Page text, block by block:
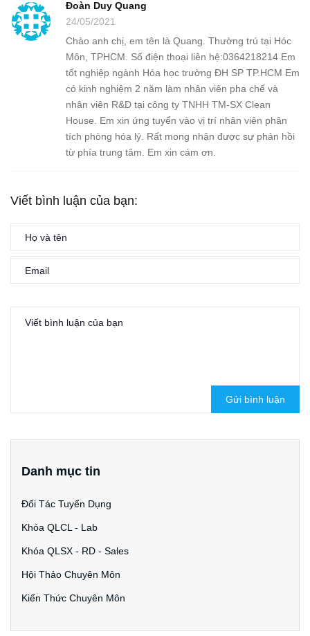
Đoàn Duy Quang
24/05/2021
Chào anh chị, em tên là Quang. Thường trú tại Hóc
Môn, TPHCM. Số điện thoại liên hệ:0364218214 Em
tốt nghiệp ngành Hóa học trường ĐH SP TP.HCM Em
có kinh nghiệm 2 năm làm nhân viên pha chế và
nhân viên R&D tại công ty TNHH TM-SX Clean
House. Em xin ứng tuyển vào vị trí nhân viên phân
tích phòng hóa lý. Rất mong nhận được sự phản hồi
từ phía trung tâm. Em xin cám ơn.
Viết bình luận của bạn:
Gửi bình luận
Danh mục tin
Đối Tác Tuyển Dụng
Khóa QLCL - Lab
Khóa QLSX - RD - Sales
Hội Thảo Chuyên Môn
Kiến Thức Chuyên Môn